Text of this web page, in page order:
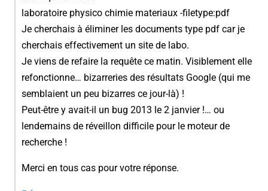
laboratoire physico chimie materiaux -filetype:pdf
Je cherchais à éliminer les documents type pdf car je
cherchais effectivement un site de labo.
Je viens de refaire la requête ce matin. Visiblement elle
refonctionne… bizarreries des résultats Google (qui me
semblaient un peu bizarres ce jour-là) !
Peut-être y avait-il un bug 2013 le 2 janvier !… ou
lendemains de réveillon difficile pour le moteur de
recherche !
Merci en tous cas pour votre réponse.